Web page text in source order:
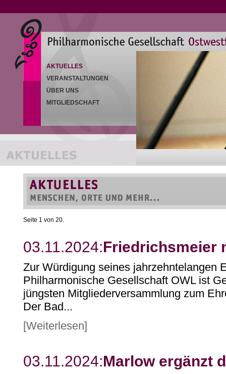
AKTUELLES
VERANSTALTUNGEN
ÜBER UNS
MITGLIEDSCHAFT
Seite 1 von 20.
03.11.2024:Friedrichsmeier
Zur Würdigung seines jahrzehntelangen
Philharmonische Gesellschaft OWL ist
jüngsten Mitgliederversammlung zum
Der Bad...
[Weiterlesen]
03.11.2024:Marlow ergänzt